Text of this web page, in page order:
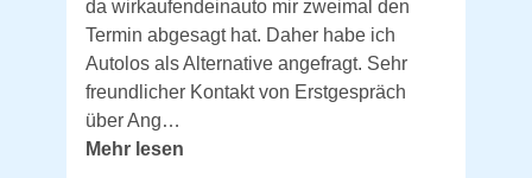
da wirkaufendeinauto mir zweimal den
Termin abgesagt hat. Daher habe ich
Autolos als Alternative angefragt. Sehr
freundlicher Kontakt von Erstgespräch
über Ang…
Mehr lesen